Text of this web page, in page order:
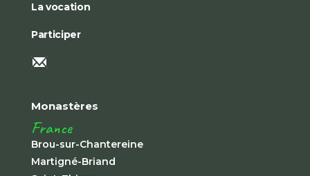
La vocation
Participer
Monastères
France
Brou-sur-Chantereine
Martigné-Briand